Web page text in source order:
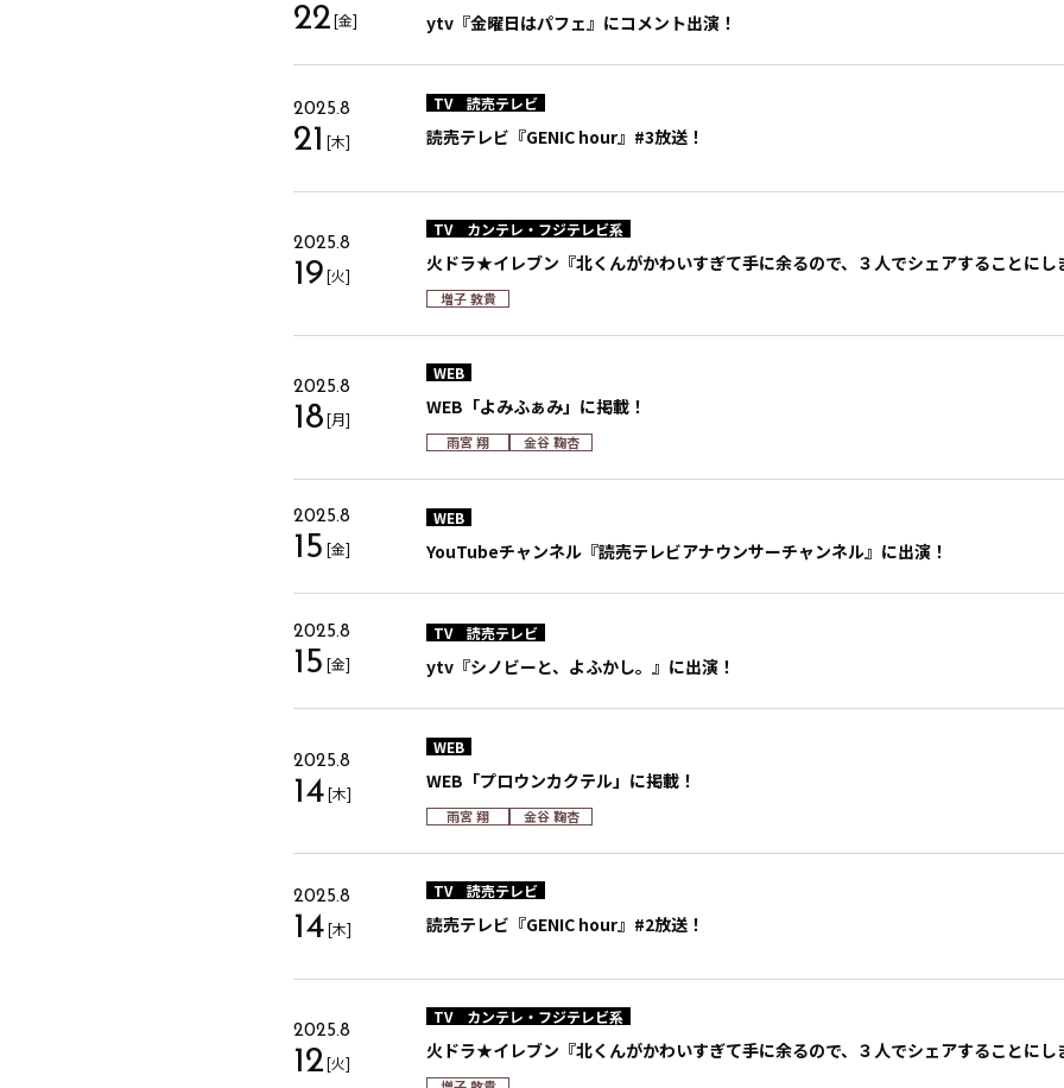
22[金] ytv『金曜日はパフェ』にコメント出演！
2025.8
21 [木]
TV 読売テレビ
読売テレビ『GENIC hour』#3放送！
2025.8
19[火]
TV カンテレ・フジテレビ系
火ドラ★イレブン『北くんがかわいすぎて手に余るので、３人でシェアすることにし
増子 敦貴
2025.8
18[月]
WEB
WEB「よみふぁみ」に掲載！
雨宮 翔 金谷 鞠杏
2025.8
15 [金]
WEB
YouTubeチャンネル『読売テレビアナウンサーチャンネル』に出演！
2025.8
15 [金]
TV 読売テレビ
ytv『シノビーと、よふかし。』に出演！
2025.8
14[木]
WEB
WEB「プロウンカクテル」に掲載！
雨宮 翔 金谷 鞠杏
2025.8
14[木]
TV 読売テレビ
読売テレビ『GENIC hour』#2放送！
2025.8
12[火]
TV カンテレ・フジテレビ系
火ドラ★イレブン『北くんがかわいすぎて手に余るので、３人でシェアすることにし